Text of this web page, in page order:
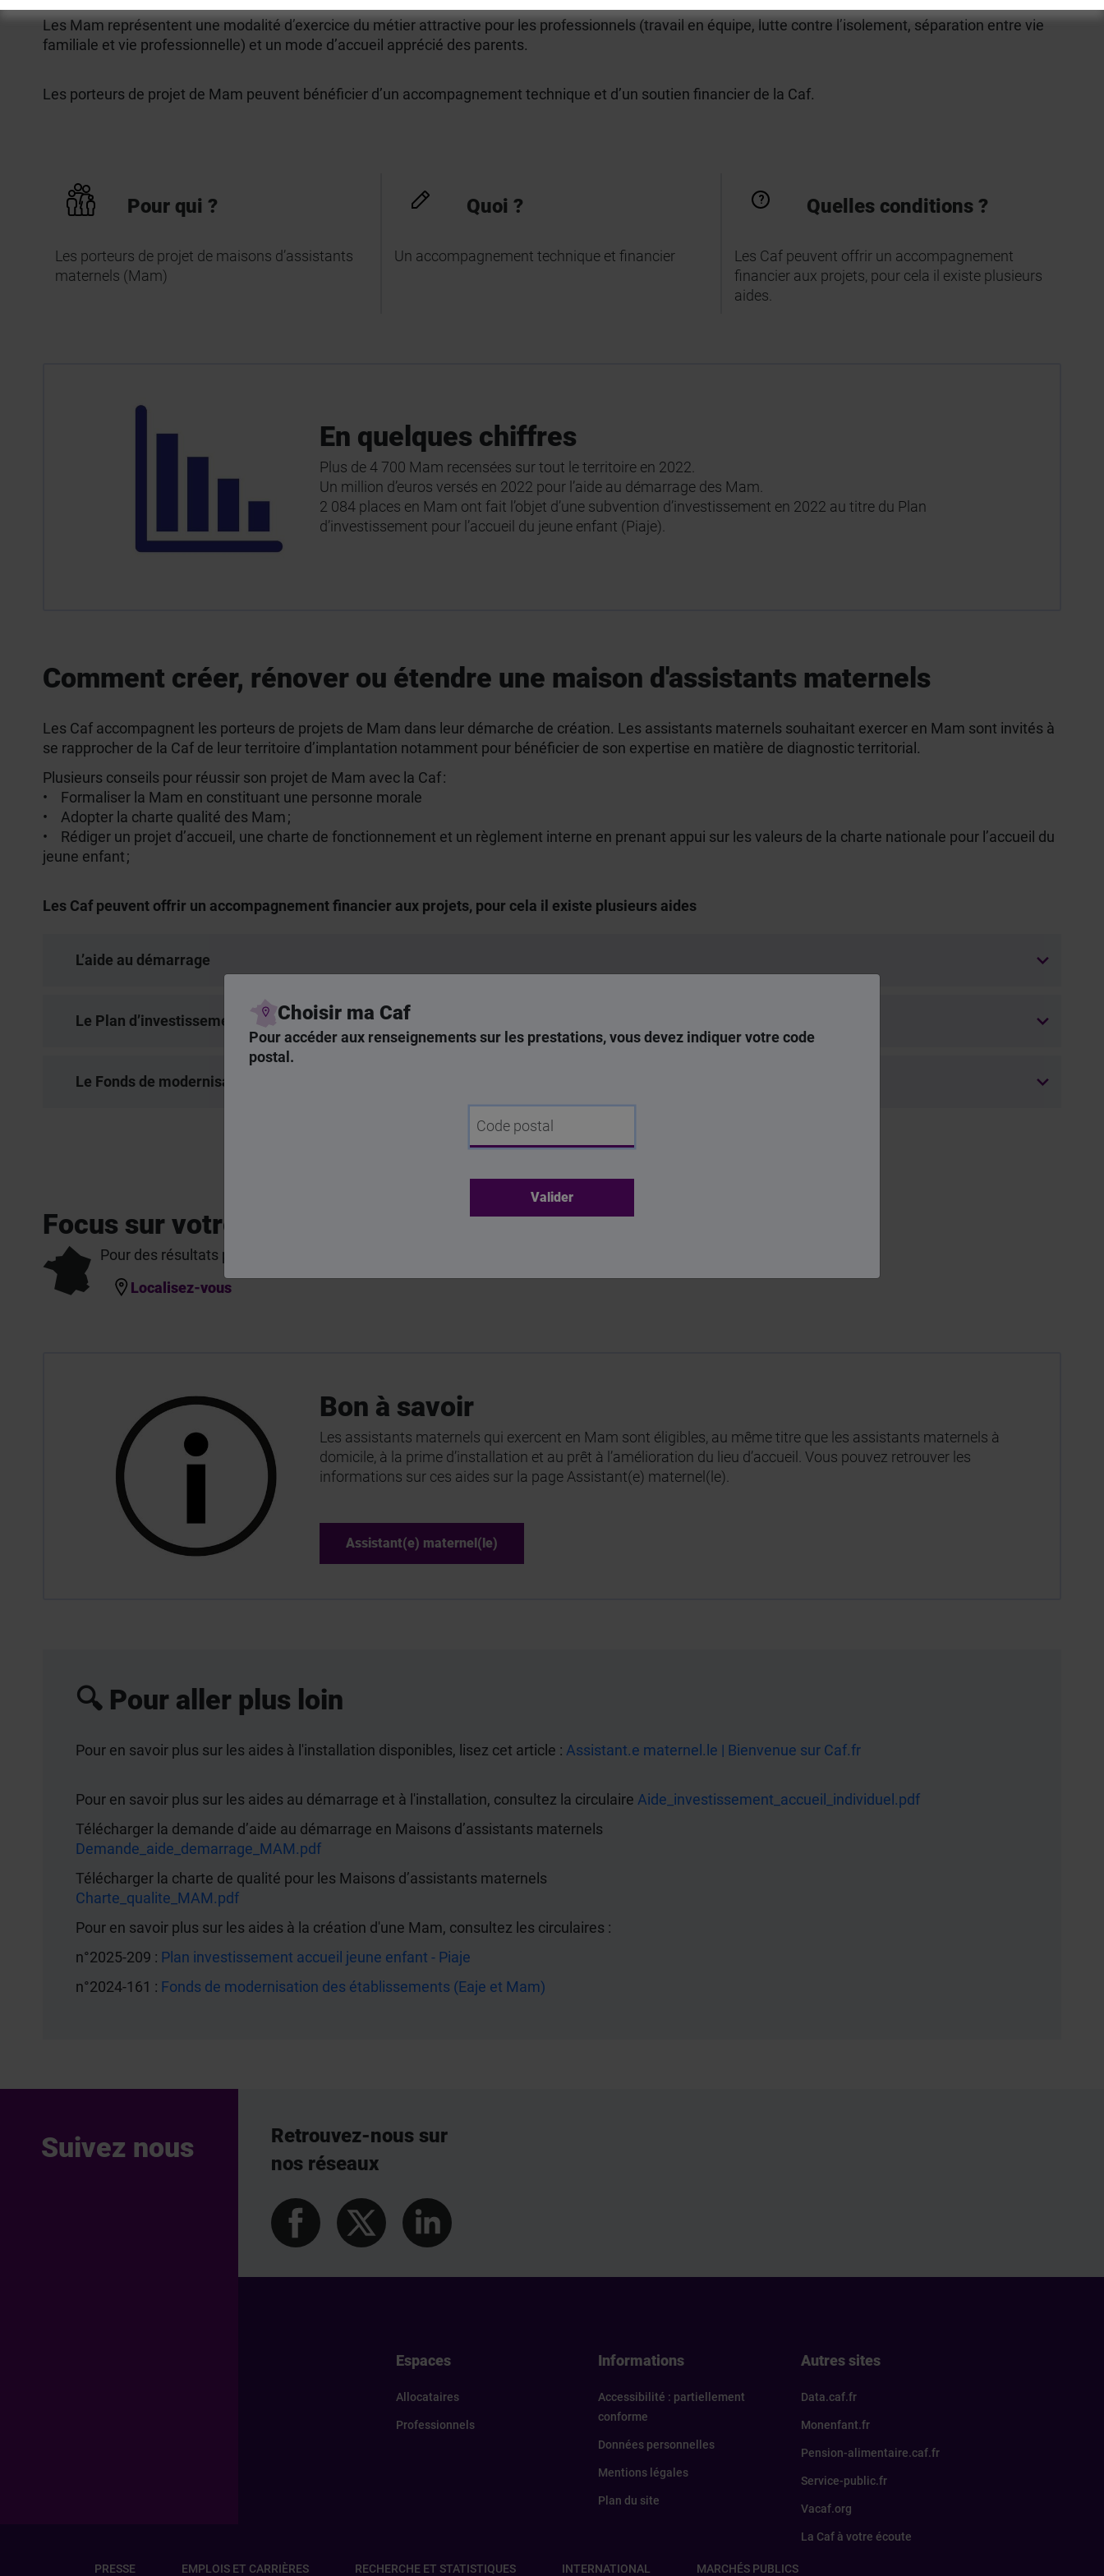
Choisir ma Caf
Pour accéder aux renseignements sur les prestations, vous devez indiquer votre code
postal.
Les Mam représentent une modalité d’exercice du métier attractive pour les professionnels (travail en équipe, lutte contre l’isolement, séparation entre vie
familiale et vie professionnelle) et un mode d’accueil apprécié des parents.
Les porteurs de projet de Mam peuvent bénéficier d’un accompagnement technique et d’un soutien financier de la Caf.
Pour qui ?
Les porteurs de projet de maisons d’assistants
maternels (Mam)
Quoi ?
Un accompagnement technique et financier
Quelles conditions ?
Les Caf peuvent offrir un accompagnement
financier aux projets, pour cela il existe plusieurs
aides.
En quelques chiffres
Plus de 4 700 Mam recensées sur tout le territoire en 2022.
Un million d’euros versés en 2022 pour l’aide au démarrage des Mam.
2 084 places en Mam ont fait l’objet d’une subvention d’investissement en 2022 au titre du Plan
d’investissement pour l’accueil du jeune enfant (Piaje).
Comment créer, rénover ou étendre une maison d'assistants maternels
Les Caf accompagnent les porteurs de projets de Mam dans leur démarche de création. Les assistants maternels souhaitant exercer en Mam sont invités à
se rapprocher de la Caf de leur territoire d’implantation notamment pour bénéficier de son expertise en matière de diagnostic territorial.
Plusieurs conseils pour réussir son projet de Mam avec la Caf :
• Formaliser la Mam en constituant une personne morale
• Adopter la charte qualité des Mam ;
• Rédiger un projet d’accueil, une charte de fonctionnement et un règlement interne en prenant appui sur les valeurs de la charte nationale pour l’accueil du
jeune enfant ;
Les Caf peuvent offrir un accompagnement financier aux projets, pour cela il existe plusieurs aides
L’aide au démarrage
Le Plan d’investissement pour l’accueil du jeune enfant (Piaje)
Le Fonds de modernisation des établissements d'accueil du jeune enfant (Fme)
Focus sur votre département - Caf
Pour des résultats plus personnalisés.
Localisez-vous
Bon à savoir
Les assistants maternels qui exercent en Mam sont éligibles, au même titre que les assistants maternels à
domicile, à la prime d’installation et au prêt à l’amélioration du lieu d’accueil. Vous pouvez retrouver les
informations sur ces aides sur la page Assistant(e) maternel(le).
Assistant(e) maternel(le)
🔍 Pour aller plus loin
Pour en savoir plus sur les aides à l'installation disponibles, lisez cet article : Assistant.e maternel.le | Bienvenue sur Caf.fr
Pour en savoir plus sur les aides au démarrage et à l'installation, consultez la circulaire Aide_investissement_accueil_individuel.pdf
Télécharger la demande d’aide au démarrage en Maisons d’assistants maternels
Demande_aide_demarrage_MAM.pdf
Télécharger la charte de qualité pour les Maisons d’assistants maternels
Charte_qualite_MAM.pdf
Pour en savoir plus sur les aides à la création d'une Mam, consultez les circulaires :
n°2025-209 : Plan investissement accueil jeune enfant - Piaje
n°2024-161 : Fonds de modernisation des établissements (Eaje et Mam)
Suivez nous
Retrouvez-nous sur
nos réseaux
Espaces
Allocataires
Professionnels
Informations
Accessibilité : partiellement
conforme
Données personnelles
Mentions légales
Plan du site
Autres sites
Data.caf.fr
Monenfant.fr
Pension-alimentaire.caf.fr
Service-public.fr
Vacaf.org
La Caf à votre écoute
PRESSE EMPLOIS ET CARRIÈRES RECHERCHE ET STATISTIQUES INTERNATIONAL MARCHÉS PUBLICS